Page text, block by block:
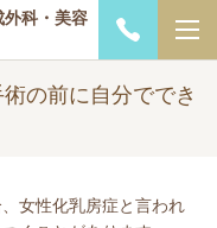
外科・美容
の前に自分ででき
女性化乳房症と言われ